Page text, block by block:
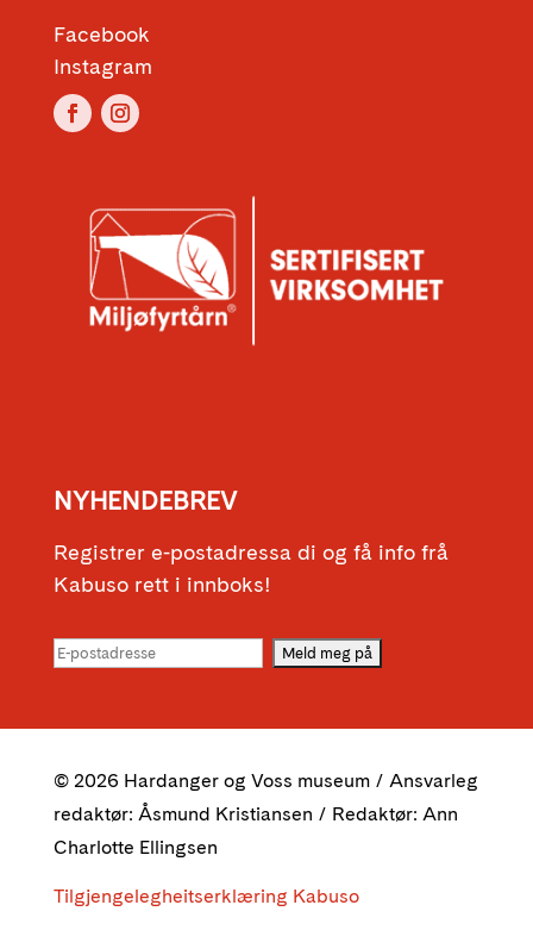
Facebook
Instagram
NYHENDEBREV
Registrer e-postadressa di og få info frå
Kabuso rett i innboks!
© 2026 Hardanger og Voss museum / Ansvarleg
redaktør: Åsmund Kristiansen / Redaktør: Ann
Charlotte Ellingsen
Tilgjengelegheitserklæring Kabuso